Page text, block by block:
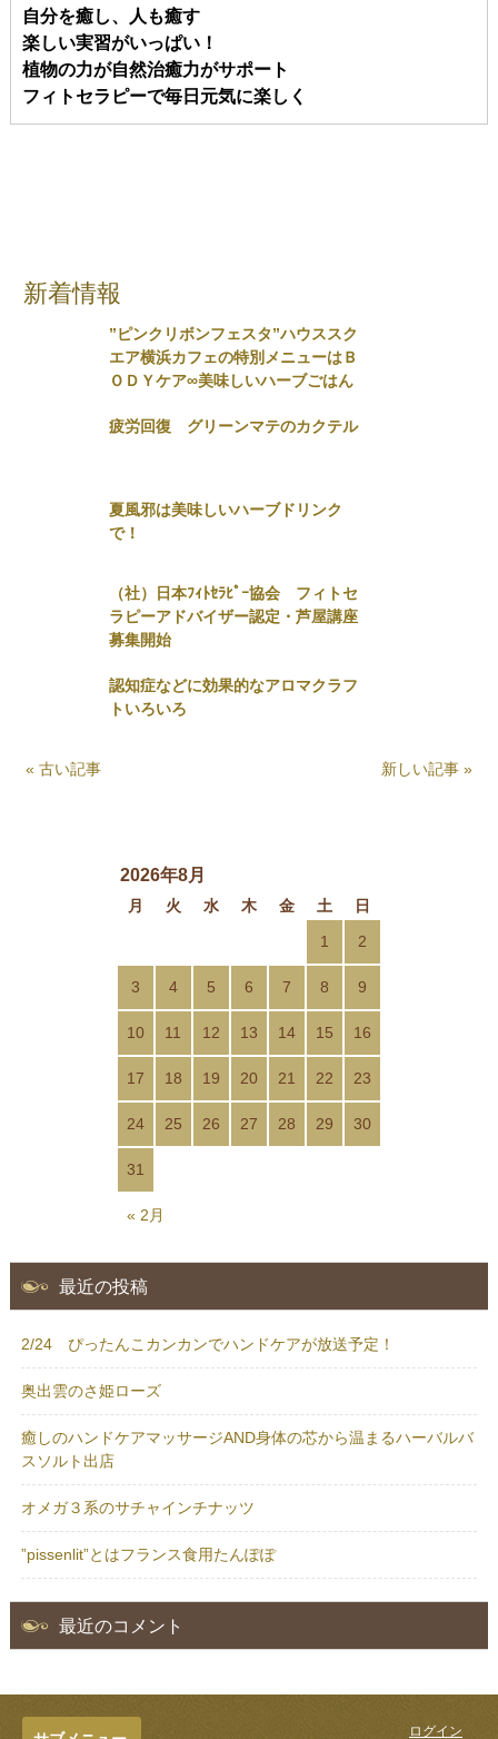
自分を癒し、人も癒す
楽しい実習がいっぱい！
植物の力が自然治癒力がサポート
フィトセラピーで毎日元気に楽しく
新着情報
”ピンクリボンフェスタ”ハウススク
エア横浜カフェの特別メニューはＢ
ＯＤＹケア∞美味しいハーブごはん
疲労回復 グリーンマテのカクテル
夏風邪は美味しいハーブドリンク
で！
（社）日本ﾌｨﾄｾﾗﾋﾟｰ協会 フィトセ
ラピーアドバイザー認定・芦屋講座
募集開始
認知症などに効果的なアロマクラフ
トいろいろ
« 古い記事 新しい記事 »
2026年8月
月 火 水 木 金 土 日
« 2月
1 2
3 4 5 6 7 8 9
10 11 12 13 14 15 16
17 18 19 20 21 22 23
24 25 26 27 28 29 30
31
最近の投稿
2/24 ぴったんこカンカンでハンドケアが放送予定！
奥出雲のさ姫ローズ
癒しのハンドケアマッサージAND身体の芯から温まるハーバルバ
スソルト出店
オメガ３系のサチャインチナッツ
”pissenlit”とはフランス食用たんぽぽ
最近のコメント
ログイン